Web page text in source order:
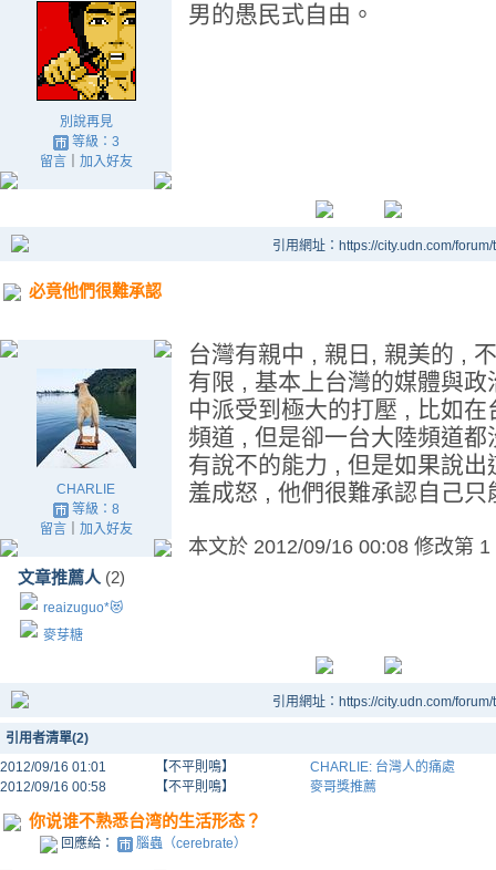
別說再見
等級：3
留言｜ 加入好友
男的愚民式自由。
引用網址：https://city.udn.com/
必竟他們很難承認
CHARLIE
等級：8
留言｜ 加入好友
文章推薦人 (2)
reaizuguo*😻
麥芽糖
台灣有親中 , 親日, 親美的 ,
有限 , 基本上台灣的媒體與
中派受到極大的打壓 , 比如
頻道 , 但是卻一台大陸頻道
有說不的能力 , 但是如果說
羞成怒 , 他們很難承認自己
本文於 2012/09/16 00:08 修改第 1
引用網址：https://city.udn.com/
引用者清單(2)
2012/09/16 01:01
【不平則鳴】
CHARLIE: 台灣人的痛處
2012/09/16 00:58
【不平則鳴】 麥哥獎推薦
你说谁不熟悉台湾的生活形态？
回應給： 腦蟲（cerebrate）